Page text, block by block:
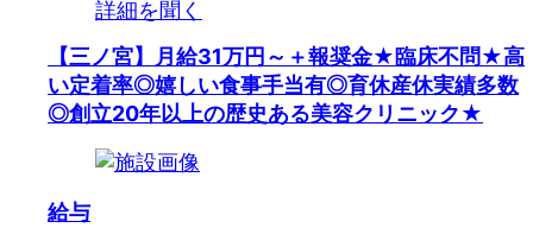
詳細を聞く
【三ノ宮】月給31万円～＋報奨金★臨床不問★高
い定着率◎嬉しい食事手当有◎育休産休実績多数
◎創立20年以上の歴史ある美容クリニック★
給与